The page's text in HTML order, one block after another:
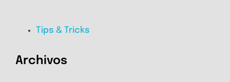
Tips & Tricks
Archivos